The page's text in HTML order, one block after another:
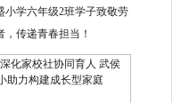
小学六年级2班学子致敬劳
，传递青春担当！